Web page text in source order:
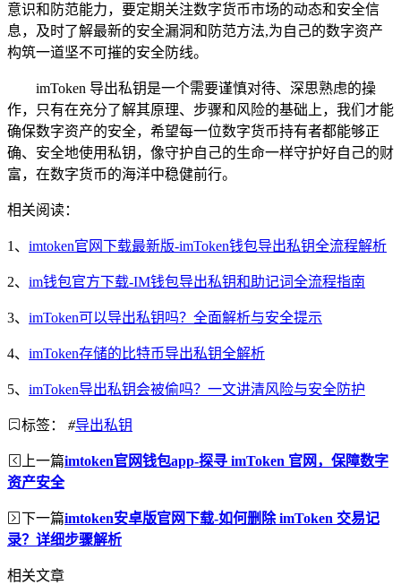
意识和防范能力，要定期关注数字货币市场的动态和安全信
息，及时了解最新的安全漏洞和防范方法,为自己的数字资产
构筑一道坚不可摧的安全防线。
imToken 导出私钥是一个需要谨慎对待、深思熟虑的操
作，只有在充分了解其原理、步骤和风险的基础上，我们才能
确保数字资产的安全，希望每一位数字货币持有者都能够正
确、安全地使用私钥，像守护自己的生命一样守护好自己的财
富，在数字货币的海洋中稳健前行。
相关阅读：
1、 imtoken官网下载最新版-imToken钱包导出私钥全流程解析
2、 im钱包官方下载-IM钱包导出私钥和助记词全流程指南
3、 imToken可以导出私钥吗？全面解析与安全提示
4、 imToken存储的比特币导出私钥全解析
5、 imToken导出私钥会被偷吗？一文讲清风险与安全防护
标签： #导出私钥
上一篇imtoken官网钱包app-探寻 imToken 官网，保障数字
资产安全
下一篇imtoken安卓版官网下载-如何删除 imToken 交易记
录？详细步骤解析
相关文章